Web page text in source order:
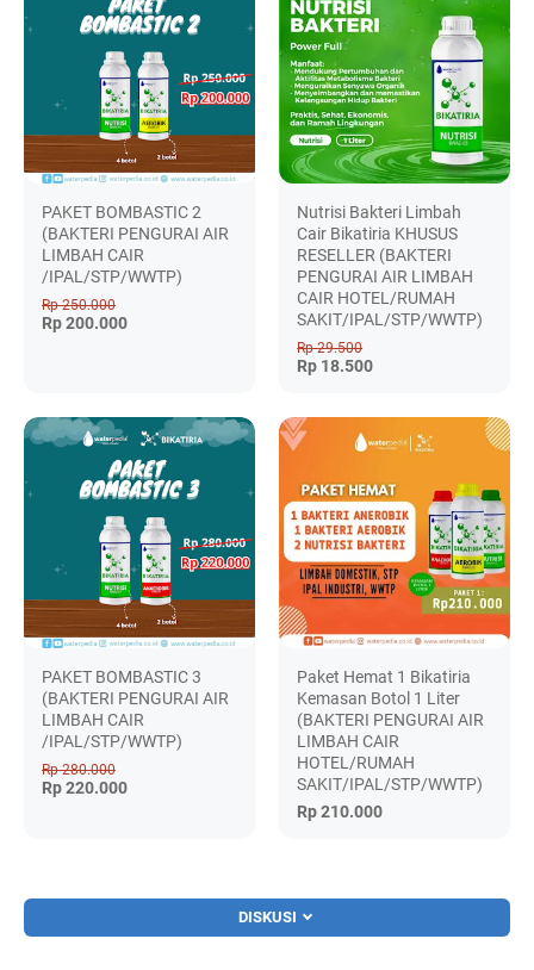
PAKET BOMBASTIC 2
(BAKTERI PENGURAI AIR
LIMBAH CAIR
/IPAL/STP/WWTP)
Rp 250.000
Rp 200.000
Nutrisi Bakteri Limbah
Cair Bikatiria KHUSUS
RESELLER (BAKTERI
PENGURAI AIR LIMBAH
CAIR HOTEL/RUMAH
SAKIT/IPAL/STP/WWTP)
Rp 29.500
Rp 18.500
PAKET BOMBASTIC 3
(BAKTERI PENGURAI AIR
LIMBAH CAIR
/IPAL/STP/WWTP)
Rp 280.000
Rp 220.000
Paket Hemat 1 Bikatiria
Kemasan Botol 1 Liter
(BAKTERI PENGURAI AIR
LIMBAH CAIR
HOTEL/RUMAH
SAKIT/IPAL/STP/WWTP)
Rp 210.000
DISKUSI